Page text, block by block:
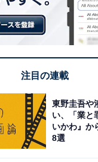
に左右されないもの
注目の連載
東野圭吾や
い、「業と
いかわ』か
8選